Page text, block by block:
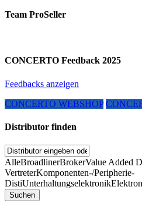
Team ProSeller
CONCERTO Feedback 2025
Feedbacks anzeigen
CONCERTO WEBSHOP
Distributor finden
AlleBroadlinerBrokerValue Added
VertreterKomponenten-/Peripherie-
DistiUnterhaltungselektronik